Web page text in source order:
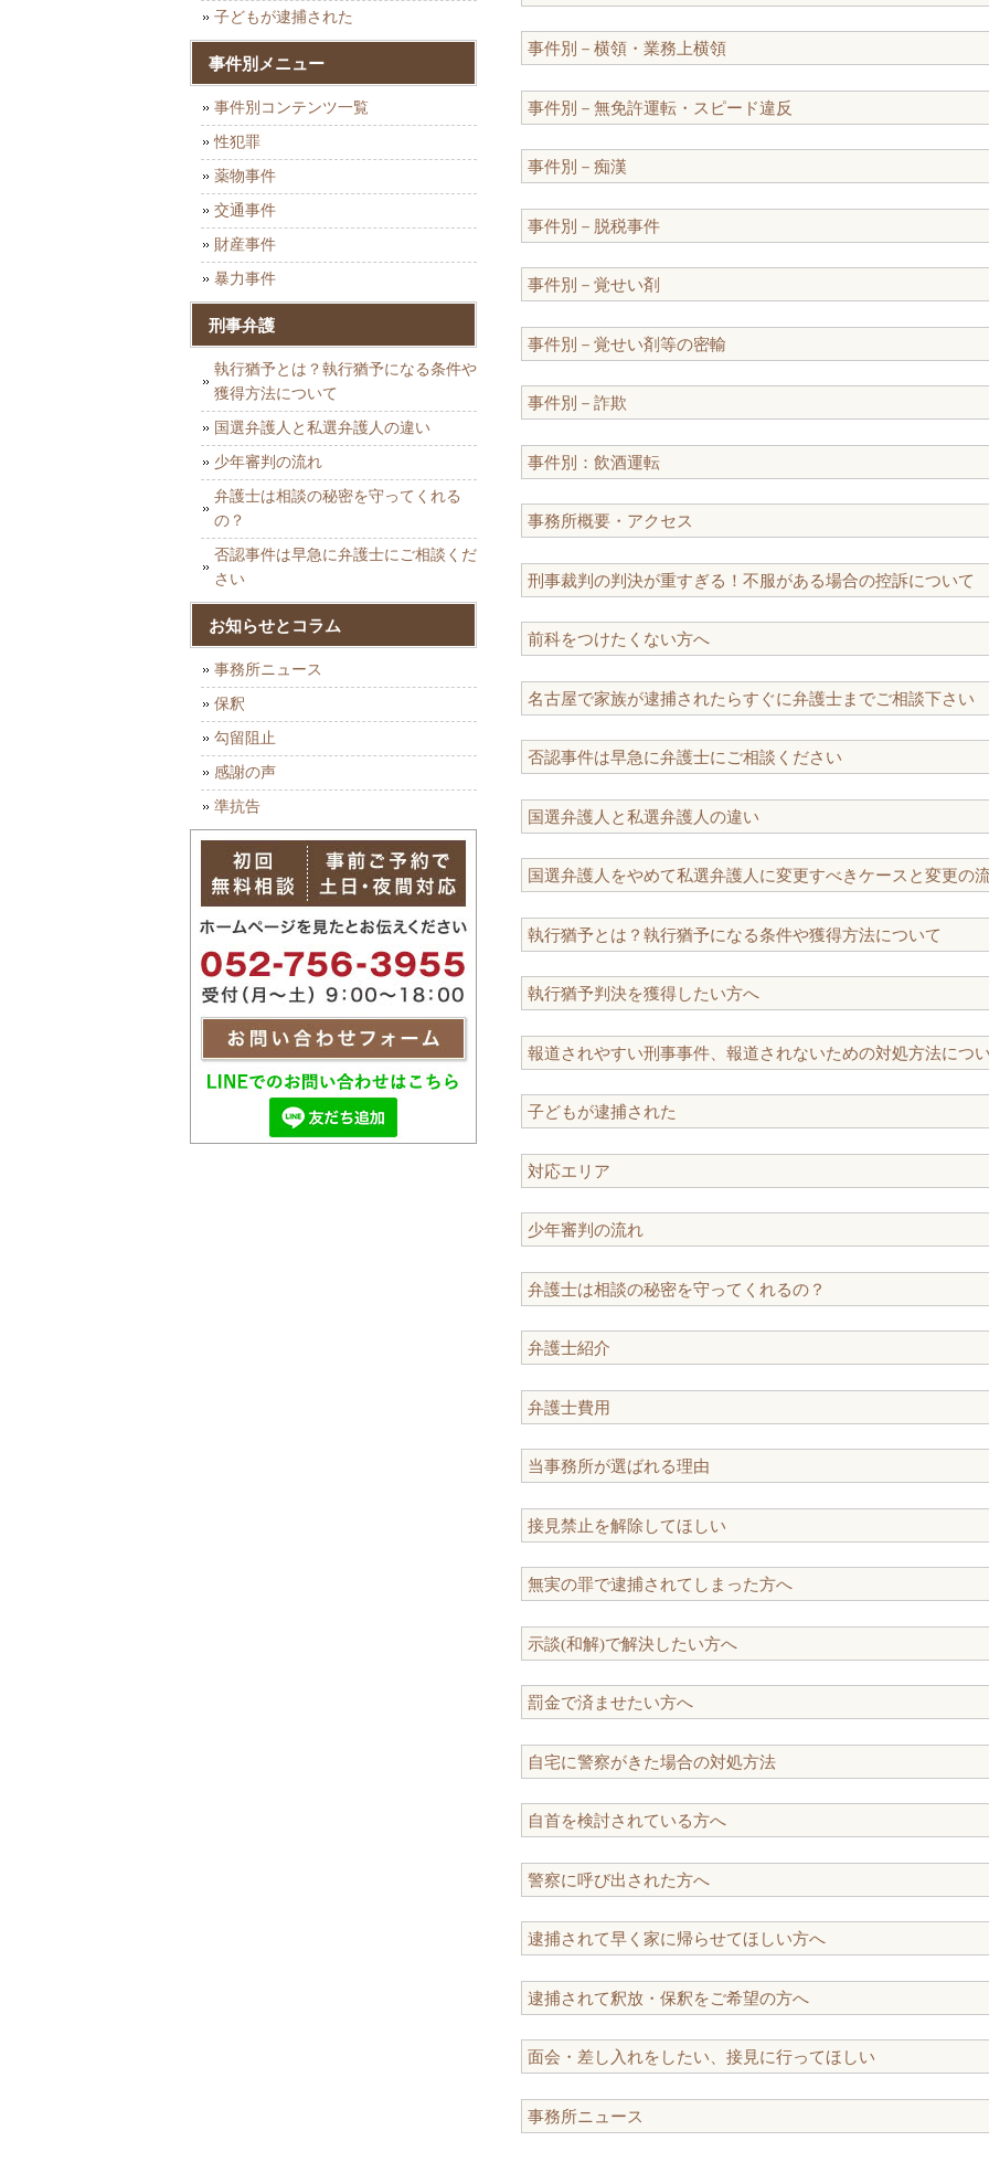
事件別－横領・業務上横領
事件別－無免許運転・スピード違反
事件別－痴漢
事件別－脱税事件
事件別－覚せい剤
事件別－覚せい剤等の密輸
事件別－詐欺
事件別：飲酒運転
事務所概要・アクセス
刑事裁判の判決が重すぎる！不服がある場合の控訴について
前科をつけたくない方へ
名古屋で家族が逮捕されたらすぐに弁護士までご相談下さい
否認事件は早急に弁護士にご相談ください
国選弁護人と私選弁護人の違い
国選弁護人をやめて私選弁護人に変更すべきケースと変更の
執行猶予とは？執行猶予になる条件や獲得方法について
執行猶予判決を獲得したい方へ
報道されやすい刑事事件、報道されないための対処方法につ
子どもが逮捕された
対応エリア
少年審判の流れ
弁護士は相談の秘密を守ってくれるの？
弁護士紹介
弁護士費用
当事務所が選ばれる理由
接見禁止を解除してほしい
無実の罪で逮捕されてしまった方へ
示談(和解)で解決したい方へ
罰金で済ませたい方へ
自宅に警察がきた場合の対処方法
自首を検討されている方へ
警察に呼び出された方へ
逮捕されて早く家に帰らせてほしい方へ
逮捕されて釈放・保釈をご希望の方へ
面会・差し入れをしたい、接見に行ってほしい
事務所ニュース
子どもが逮捕された
事件別メニュー
事件別コンテンツ一覧
性犯罪
薬物事件
交通事件
財産事件
暴力事件
刑事弁護
執行猶予とは？執行猶予になる条件や
獲得方法について
国選弁護人と私選弁護人の違い
少年審判の流れ
弁護士は相談の秘密を守ってくれる
の？
否認事件は早急に弁護士にご相談くだ
さい
お知らせとコラム
事務所ニュース
保釈
勾留阻止
感謝の声
準抗告